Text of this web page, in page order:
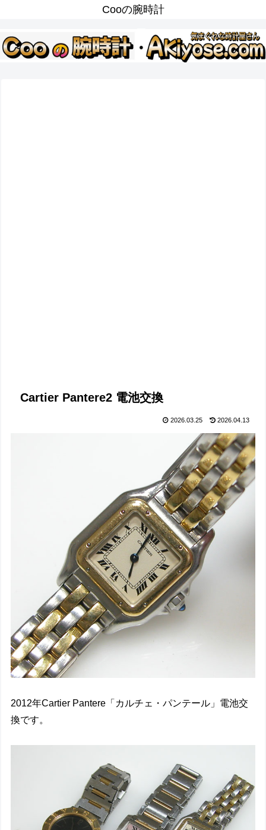
Cooの腕時計
Cartier Pantere2 電池交換
2026.03.25 2026.04.13
2012年Cartier Pantere「カルチェ・パンテール」電池交
換です。